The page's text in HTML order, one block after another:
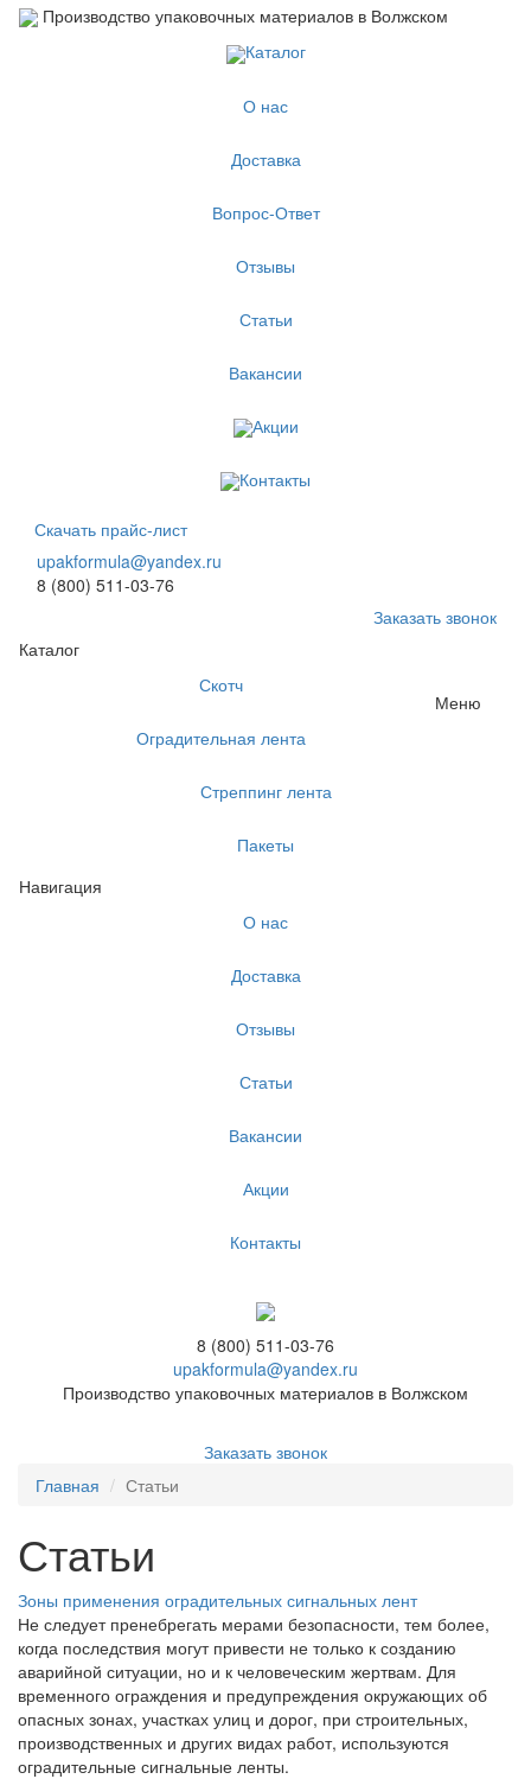
Производство упаковочных материалов в Волжском
Каталог
О нас
Доставка
Вопрос-Ответ
Отзывы
Статьи
Вакансии
Акции
Контакты
Скачать прайс-лист
upakformula@yandex.ru
8 (800) 511-03-76
Заказать звонок
Меню
Каталог
Скотч
Оградительная лента
Стреппинг лента
Пакеты
Навигация
О нас
Доставка
Отзывы
Статьи
Вакансии
Акции
Контакты
8 (800) 511-03-76
upakformula@yandex.ru
Производство упаковочных материалов в Волжском
Заказать звонок
Главная
Статьи
Статьи
Зоны применения оградительных сигнальных лент
Не следует пренебрегать мерами безопасности, тем более,
когда последствия могут привести не только к созданию
аварийной ситуации, но и к человеческим жертвам. Для
временного ограждения и предупреждения окружающих об
опасных зонах, участках улиц и дорог, при строительных,
производственных и других видах работ, используются
оградительные сигнальные ленты.